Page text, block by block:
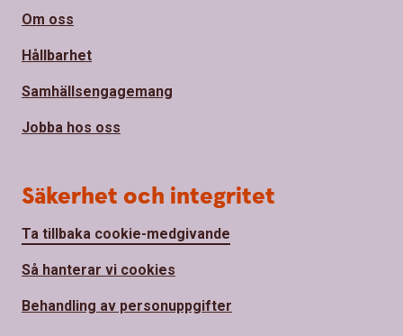
Om oss
Hållbarhet
Samhällsengagemang
Jobba hos oss
Säkerhet och integritet
Ta tillbaka cookie-medgivande
Så hanterar vi cookies
Behandling av personuppgifter